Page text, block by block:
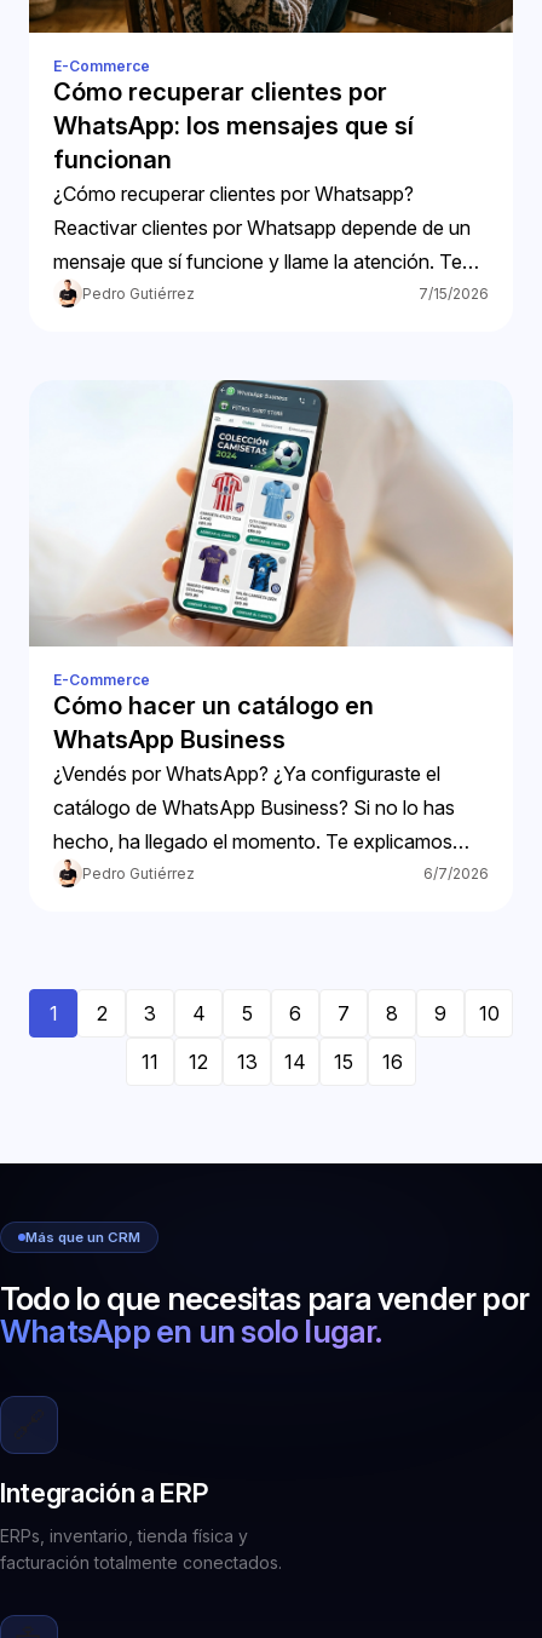
E-Commerce
Cómo recuperar clientes por
WhatsApp: los mensajes que sí
funcionan
¿Cómo recuperar clientes por Whatsapp?
Reactivar clientes por Whatsapp depende de un
mensaje que sí funcione y llame la atención. Te
ayudamos
Pedro Gutiérrez 7/15/2026
E-Commerce
Cómo hacer un catálogo en
WhatsApp Business
¿Vendés por WhatsApp? ¿Ya configuraste el
catálogo de WhatsApp Business? Si no lo has
hecho, ha llegado el momento. Te explicamos
cómo hacer tu catálogo.
Pedro Gutiérrez 6/7/2026
1 2 3 4 5 6 7 8 9
10
11
12 13 14 15 16
Más que un CRM
Todo lo que necesitas para vender por
WhatsApp en un solo lugar.
Integración a ERP
ERPs, inventario, tienda física y
facturación totalmente conectados.